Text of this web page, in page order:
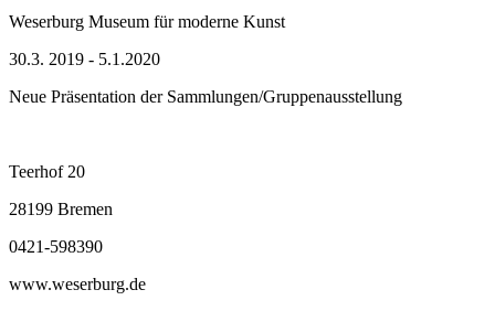
Weserburg Museum für moderne Kunst
30.3. 2019 - 5.1.2020
Neue Präsentation der Sammlungen/Gruppenausstellung
Teerhof 20
28199 Bremen
0421-598390
www.weserburg.de